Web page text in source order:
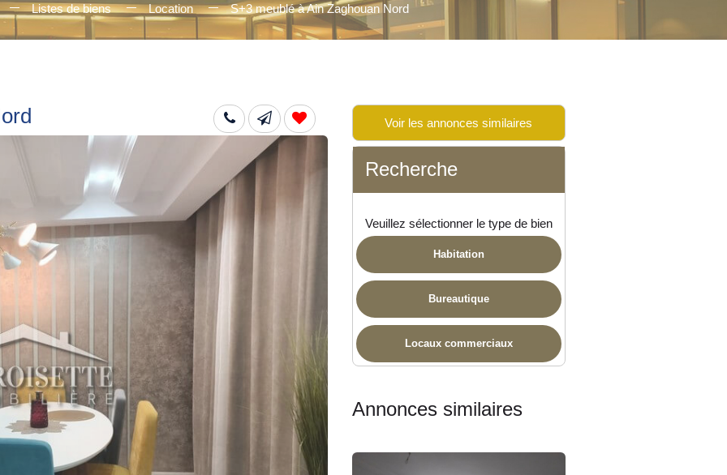
Listes de biens Location S+3 meublé à Ain Zaghouan Nord
Disponible
Voir les annonces similaires
Recherche
Veuillez sélectionner le type de bien
Habitation
Bureautique
Locaux commerciaux
Annonces similaires